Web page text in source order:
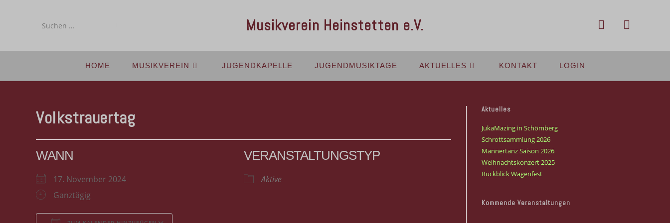
Diese
durchsuchen
Musikverein Heinstetten e.V.
HOME MUSIKVEREIN JUGENDKAPELLE JUGENDMUSIKTAGE AKTUELLES KONTAKT LOGIN
Volkstrauertag
WANN
17. November 2024
Ganztägig
VERANSTALTUNGSTYP
Aktive
Aktuelles
JukaMazing in Schömberg
Schrottsammlung 2026
Männertanz Saison 2026
Weihnachtskonzert 2025
Rückblick Wagenfest
Kommende Veranstaltungen